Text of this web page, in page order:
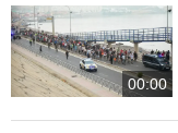
00:00